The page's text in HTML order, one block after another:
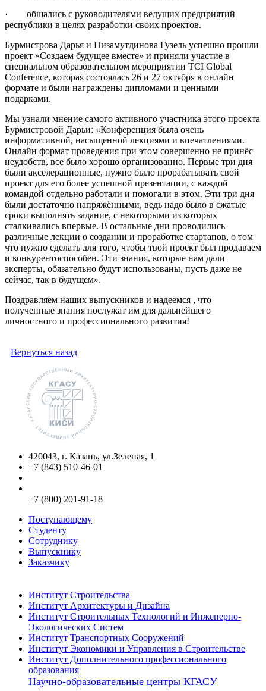
· общались с руководителями ведущих предприятий
республики в целях разработки своих проектов.
Бурмистрова Дарья и Низамутдинова Гузель успешно прошли
проект «Создаем будущее вместе» и приняли участие в
специальном образовательном мероприятии TCI Global
Conference, которая состоялась 26 и 27 октября в онлайн
формате и были награждены дипломами и ценными
подарками.
Мы узнали мнение самого активного участника этого проекта
Бурмистровой Дарьи: «Конференция была очень
информативной, насыщенной лекциями и впечатлениями.
Онлайн формат проведения при этом совершенно не принёс
неудобств, все было хорошо организованно. Первые три дня
были акселерационные, нужно было прорабатывать свой
проект для его более успешной презентации, с каждой
командой отдельно работали и помогали в этом. Эти три дня
были достаточно напряжёнными, ведь надо было в сжатые
сроки выполнять задание, с некоторыми из которых
сталкивались впервые. В остальные дни проводились
различные лекции о создании и проработке стартапов, о том
что нужно сделать для того, чтобы твой проект был продаваем
и конкурентоспособен. Эти знания, которые нам дали
эксперты, обязательно будут использованы, пусть даже не
сейчас, так в будущем».
Поздравляем наших выпускников и надеемся , что
полученные знания послужат им для дальнейшего
личностного и профессионального развития!
Вернуться назад
420043, г. Казань, ул.Зеленая, 1
+7 (843) 510-46-01
+7 (800) 201-91-18
Поступающему
Студенту
Сотруднику
Выпускнику
Заказчику
Институт Строительства
Институт Архитектуры и Дизайна
Институт Строительных Технологий и Инженерно-
Экологических Систем
Институт Транспортных Сооружений
Институт Экономики и Управления в Строительстве
Институт Дополнительного профессионального
образования
Научно-образовательные центры КГАСУ